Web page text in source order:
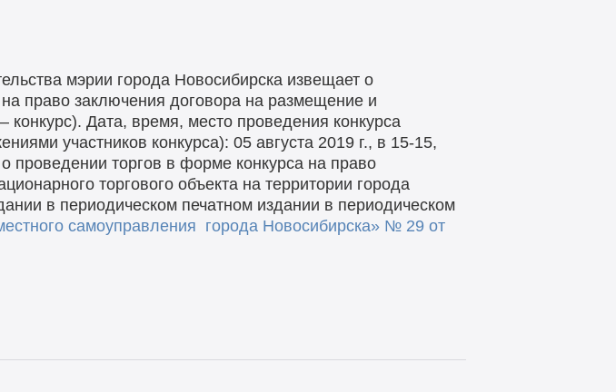
мэрии города Новосибирска извещает о
право заключения договора на размещение и
конкурс). Дата, время, место проведения конкурса
участников конкурса): 05 августа 2019 г., в 15-15,
проведении торгов в форме конкурса на право
торгового объекта на территории города
в периодическом печатном издании в периодическом
самоуправления города Новосибирска» № 29 от